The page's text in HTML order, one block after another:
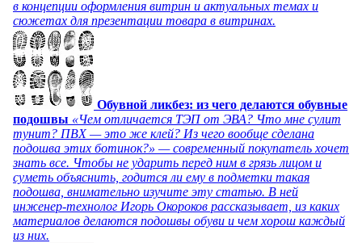
в концепции оформления витрин и актуальных темах и
сюжетах для презентации товара в витринах.
Обувной ликбез: из чего делаются обувные
подошвы «Чем отличается ТЭП от ЭВА? Что мне сулит
тунит? ПВХ — это же клей? Из чего вообще сделана
подошва этих ботинок?» — современный покупатель хочет
знать все. Чтобы не ударить перед ним в грязь лицом и
суметь объяснить, годится ли ему в подметки такая
подошва, внимательно изучите эту статью. В ней
инженер-технолог Игорь Окороков рассказывает, из каких
материалов делаются подошвы обуви и чем хорош каждый
из них.